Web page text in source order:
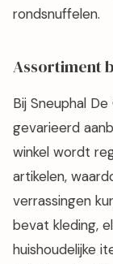
rondsnuffelen.
Assortiment
Bij Sneuphal
gevarieerd
winkel wordt
artikelen,
verrassingen
bevat kleding,
huishoudelijke